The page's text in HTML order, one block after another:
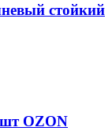
стойкий
OZON